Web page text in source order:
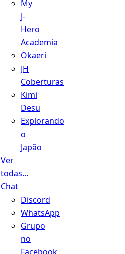
My
J-
Hero
Academia
Okaeri
JH
Coberturas
Kimi
Desu
Explorando
o
Japão
Ver
todas...
Chat
Discord
WhatsApp
Grupo
no